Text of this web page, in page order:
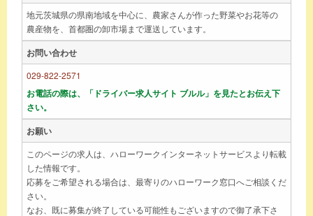
地元茨城県の県南地域を中心に、農家さんが作った野菜やお花等の
農産物を、首都圏の卸市場まで運送しています。
お問い合わせ
029-822-2571
お電話の際は、「ドライバー求人サイト ブルル」を見たとお伝え下
さい。
お願い
このページの求人は、ハローワークインターネットサービスより転載
した情報です。
応募をご希望される場合は、最寄りのハローワーク窓口へご相談くだ
さい。
なお、既に募集が終了している可能性もございますので御了承下さ